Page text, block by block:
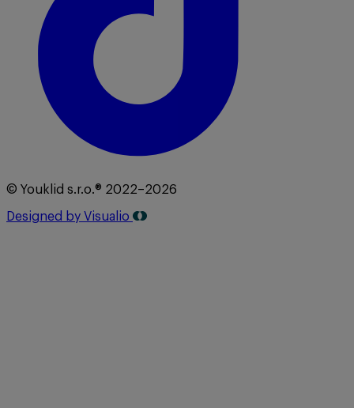
© Youklid s.r.o.® 2022–2026
Designed by Visualio